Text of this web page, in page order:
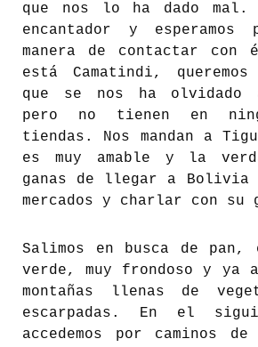
que nos lo ha dado mal.
encantador y
manera de contactar con
está Camatindi, queremos
que se nos ha olvidado
pero no tienen en
tiendas. Nos mandan a
es muy amable y la
ganas de llegar a Bolivia
mercados y charlar con su
Salimos en busca de
verde, muy frondoso y ya
montañas llenas de
escarpadas. En el
accedemos por caminos